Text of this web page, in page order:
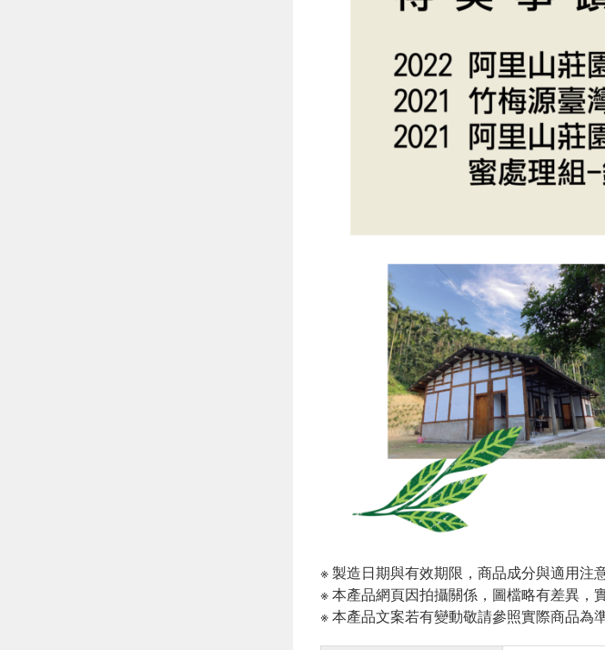
※ 製造日期與有效期限，商品成分與適用注
※ 本產品網頁因拍攝關係，圖檔略有差異，
※ 本產品文案若有變動敬請參照實際商品為